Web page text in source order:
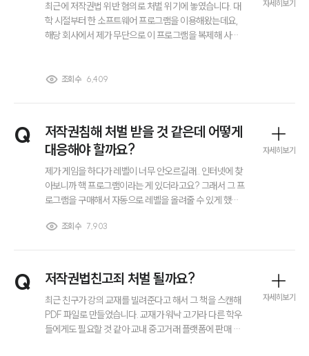
최근에 저작권법 위반 혐의로 처벌 위기에 놓였습니다. 대
학 시절부터 한 소프트웨어 프로그램을 이용해왔는데요,
해당 회사에서 제가 무단으로 이 프로그램을 복제해 사용
여의도변호사추천 해주실 분 있으시면 부탁 좀 드리겠습니
조회수 6,409
자세히보기
Q
저작권침해 처벌 받을 것 같은데 어떻게
대응해야 할까요?
제가 게임을 하다가 레벨이 너무 안오르길래.. 인터넷에 찾
아보니까 핵 프로그램이라는 게 있더라고요? 그래서 그 프
로그램을 구매해서 자동으로 레벨을 올려줄 수 있게 했어
년 뒤인 지금에서야 저작권침해라고 경찰 조사를 받으러
떻게 대응하면 좋을까요?
조회수 7,903
자세히보기
Q 저작권법친고죄 처벌 될까요?
최근 친구가 강의 교재를 빌려준다고 해서 그 책을 스캔해
PDF 파일로 만들었습니다. 교재가 워낙 고가라 다른 학우
들에게도 필요할 것 같아 교내 중고거래 플랫폼에 판매 글
자세히보기